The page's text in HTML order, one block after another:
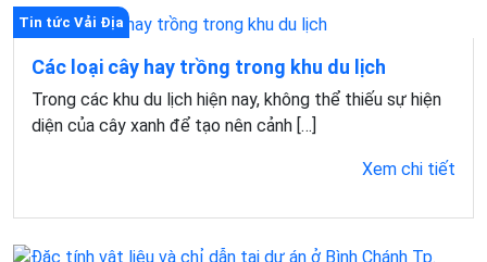
Tin tức Vải Địa
Các loại cây hay trồng trong khu du lịch
Trong các khu du lịch hiện nay, không thể thiếu sự hiện
diện của cây xanh để tạo nên cảnh […]
Xem chi tiết